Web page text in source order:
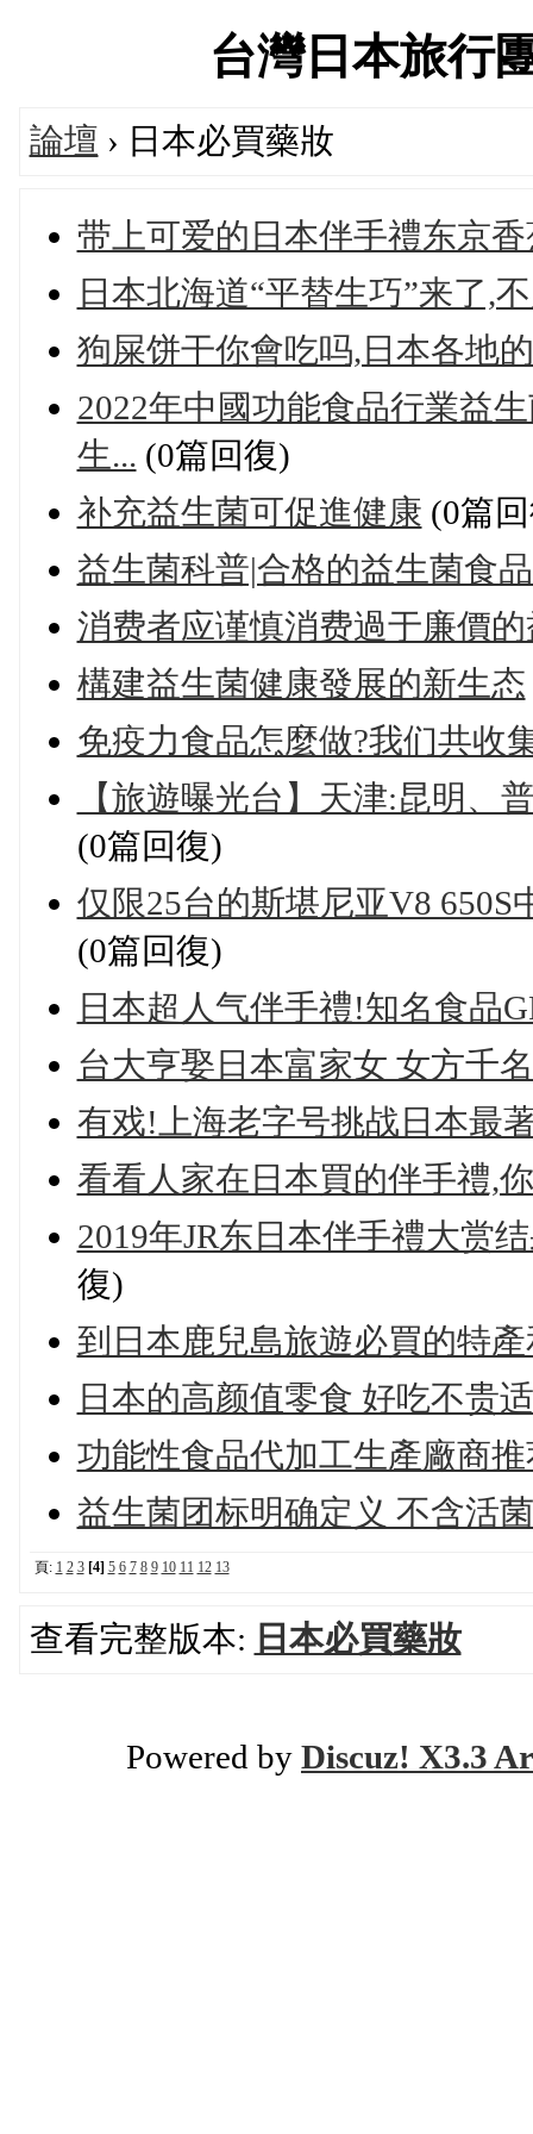
台灣日本旅行
論壇 › 日本必買藥妝
带上可爱的日本伴手禮东京
日本北海道“平替生巧”来了,
狗屎饼干你會吃吗,日本各地
2022年中國功能食品行業益
生... (0篇回復)
补充益生菌可促進健康 (0篇
益生菌科普|合格的益生菌食
消费者应谨慎消费過于廉價
構建益生菌健康發展的新生态
免疫力食品怎麼做?我们共收
【旅遊曝光台】天津:昆明、
(0篇回復)
仅限25台的斯堪尼亚V8
(0篇回復)
日本超人气伴手禮!知名食品
台大亨娶日本富家女 女方千
有戏!上海老字号挑战日本最
看看人家在日本買的伴手禮,
2019年JR东日本伴手禮大赏
復)
到日本鹿兒島旅遊必買的特
日本的高颜值零食 好吃不贵
功能性食品代加工生產廠商推
益生菌团标明确定义 不含活
頁: 1 2 3 [4] 5 6 7 8 9 10 11 12 13
查看完整版本: 日本必買藥妝
Powered by Discuz! X3.3